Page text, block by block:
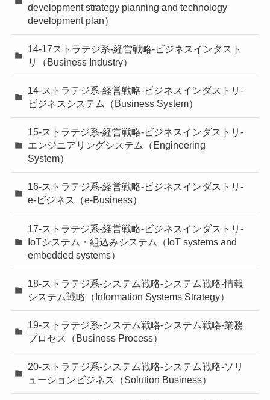
development strategy planning and technology
development plan）
14-17ストラテジ系-経営戦略-ビジネスインダスト
リ（Business Industry）
14-ストラテジ系-経営戦略-ビジネスインダストリ-
ビジネスシステム（Business System）
15-ストラテジ系-経営戦略-ビジネスインダストリ-
エンジニアリングシステム（Engineering
System）
16-ストラテジ系-経営戦略-ビジネスインダストリ-
e-ビジネス（e-Business）
17-ストラテジ系-経営戦略-ビジネスインダストリ-
IoTシステム・組込みシステム（IoT systems and
embedded systems）
18-ストラテジ系-システム戦略-システム戦略-情報
システム戦略（Information Systems Strategy）
19-ストラテジ系-システム戦略-システム戦略-業務
プロセス（Business Process）
20-ストラテジ系-システム戦略-システム戦略-ソリ
ューションビジネス（Solution Business）